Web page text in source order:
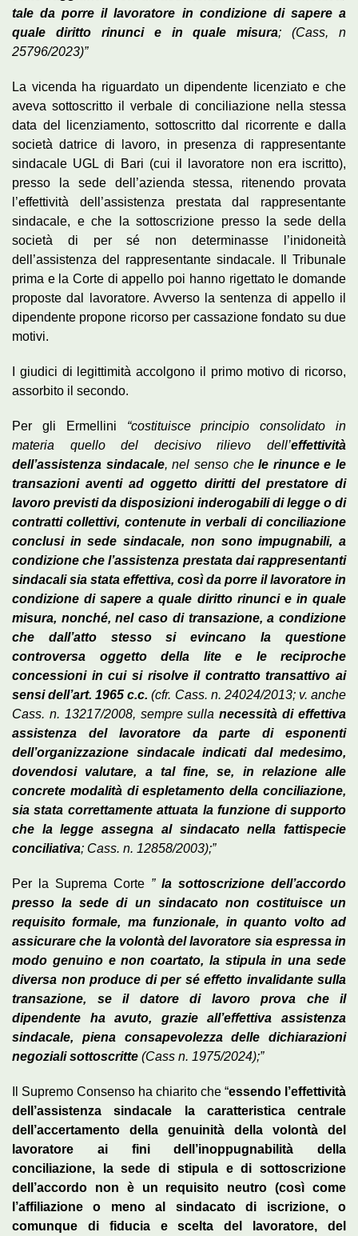
tale da porre il lavoratore in condizione di sapere a
quale diritto rinunci e in quale misura; (Cass, n
25796/2023)”
La vicenda ha riguardato un dipendente licenziato e che
aveva sottoscritto il verbale di conciliazione nella stessa
data del licenziamento, sottoscritto dal ricorrente e dalla
società datrice di lavoro, in presenza di rappresentante
sindacale UGL di Bari (cui il lavoratore non era iscritto),
presso la sede dell’azienda stessa, ritenendo provata
l’effettività dell’assistenza prestata dal rappresentante
sindacale, e che la sottoscrizione presso la sede della
società di per sé non determinasse l’inidoneità
dell’assistenza del rappresentante sindacale. Il Tribunale
prima e la Corte di appello poi hanno rigettato le domande
proposte dal lavoratore. Avverso la sentenza di appello il
dipendente propone ricorso per cassazione fondato su due
motivi.
I giudici di legittimità accolgono il primo motivo di ricorso,
assorbito il secondo.
Per gli Ermellini “costituisce principio consolidato in
materia quello del decisivo rilievo dell’effettività
dell’assistenza sindacale, nel senso chele rinunce e le
transazioni aventi ad oggetto diritti del prestatore di
lavoro previsti da disposizioni inderogabili di legge o di
contratti collettivi, contenute in verbali di conciliazione
conclusi in sede sindacale, non sono impugnabili, a
condizione che l’assistenza prestata dai rappresentanti
sindacali sia stata effettiva, così da porre il lavoratore in
condizione di sapere a quale diritto rinunci e in quale
misura, nonché, nel caso di transazione, a condizione
che dall’atto stesso si evincano la questione
controversa oggetto della lite e le reciproche
concessioni in cui si risolve il contratto transattivo ai
sensi dell’art. 1965 c.c. (cfr. Cass. n. 24024/2013; v. anche
Cass. n. 13217/2008, sempre sullanecessità di effettiva
assistenza del lavoratore da parte di esponenti
dell’organizzazione sindacale indicati dal medesimo,
dovendosi valutare, a tal fine, se, in relazione alle
concrete modalità di espletamento della conciliazione,
sia stata correttamente attuata la funzione di supporto
che la legge assegna al sindacato nella fattispecie
conciliativa; Cass. n. 12858/2003);”
Per la Suprema Corte ” la sottoscrizione dell’accordo
presso la sede di un sindacato non costituisce un
requisito formale, ma funzionale, in quanto volto ad
assicurare che la volontà del lavoratore sia espressa in
modo genuino e non coartato, la stipula in una sede
diversa non produce di per sé effetto invalidante sulla
transazione, se il datore di lavoro prova che il
dipendente ha avuto, grazie all’effettiva assistenza
sindacale, piena consapevolezza delle dichiarazioni
negoziali sottoscritte (Cass n. 1975/2024);”
Il Supremo Consenso ha chiarito che “essendo l’effettività
dell’assistenza sindacale la caratteristica centrale
dell’accertamento della genuinità della volontà del
lavoratore ai fini dell’inoppugnabilità della
conciliazione, la sede di stipula e di sottoscrizione
dell’accordo non è un requisito neutro (così come
l’affiliazione o meno al sindacato di iscrizione, o
comunque di fiducia e scelta del lavoratore, del